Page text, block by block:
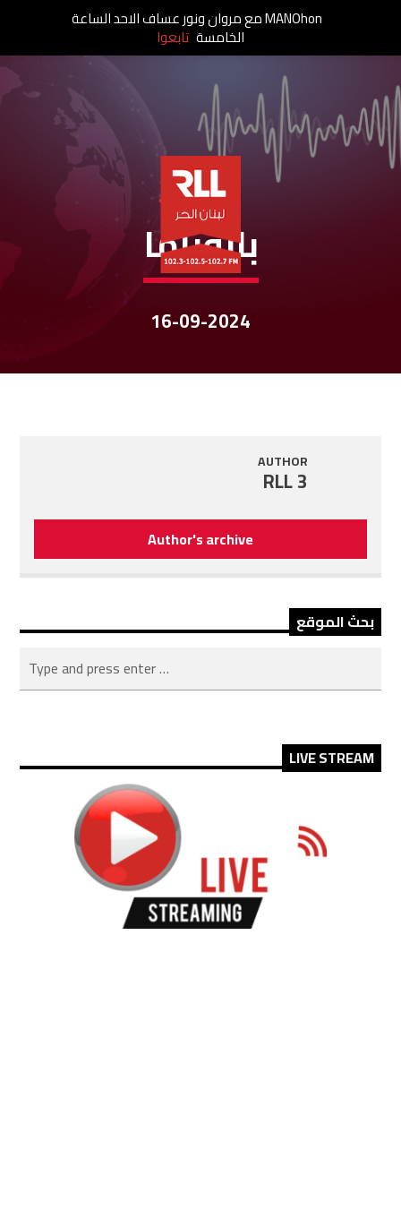
نشرات الأخبار
بانوراما
16-09-2024
AUTHOR
RLL 3
Author's archive
بحث الموقع
LIVE STREAM
MANOhon مع مروان ونور عساف الاحد الساعة
الخامسة تابعوا